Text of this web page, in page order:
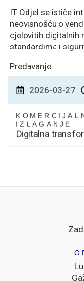
IT Odjel se ističe
neovisnošću o
cjelovitih digitalnih
standardima i
Predavanje
2026-03-27
IZLAGANJE
Digitalna